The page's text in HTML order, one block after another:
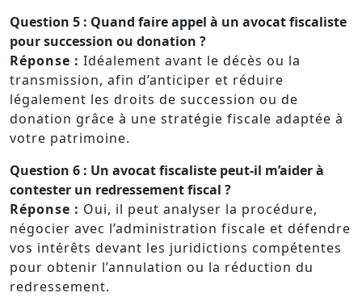
Question 5 : Quand faire appel à un avocat fiscaliste
pour succession ou donation ?
Réponse : Idéalement avant le décès ou la
transmission, afin d’anticiper et réduire
légalement les droits de succession ou de
donation grâce à une stratégie fiscale adaptée à
votre patrimoine.
Question 6 : Un avocat fiscaliste peut-il m’aider à
contester un redressement fiscal ?
Réponse : Oui, il peut analyser la procédure,
négocier avec l’administration fiscale et défendre
vos intérêts devant les juridictions compétentes
pour obtenir l’annulation ou la réduction du
redressement.